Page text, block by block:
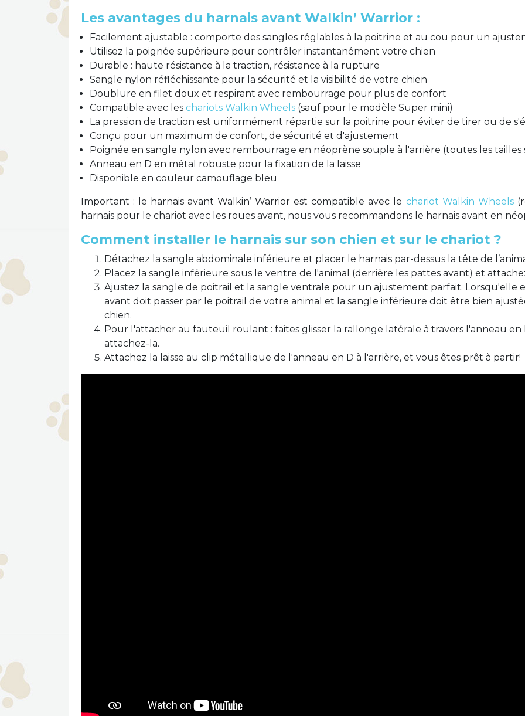
Les avantages du harnais avant Walkin’ Warrior :
Facilement ajustable : comporte des sangles réglables à la poitrine et au cou pour un
Utilisez la poignée supérieure pour contrôler instantanément votre chien
Durable : haute résistance à la traction, résistance à la rupture
Sangle nylon réfléchissante pour la sécurité et la visibilité de votre chien
Doublure en filet doux et respirant avec rembourrage pour plus de confort
Compatible avec les chariots Walkin Wheels (sauf pour le modèle Super mini)
La pression de traction est uniformément répartie sur la poitrine pour éviter de tirer ou de
Conçu pour un maximum de confort, de sécurité et d'ajustement
Poignée en sangle nylon avec rembourrage en néoprène souple à l'arrière (toutes les tailles
Anneau en D en métal robuste pour la fixation de la laisse
Disponible en couleur camouflage bleu
Important : le harnais avant Walkin’ Warrior est compatible avec le chariot Walkin Wheels
harnais pour le chariot avec les roues avant, nous vous recommandons le harnais avant en
Comment installer le harnais sur son chien et sur le chariot ?
Détachez la sangle abdominale inférieure et placer le harnais par-dessus la tête de
Placez la sangle inférieure sous le ventre de l'animal (derrière les pattes avant) et
Ajustez la sangle de poitrail et la sangle ventrale pour un ajustement parfait. Lorsqu'elle
avant doit passer par le poitrail de votre animal et la sangle inférieure doit être bien
chien.
Pour l'attacher au fauteuil roulant : faites glisser la rallonge latérale à travers l'anneau
attachez-la.
Attachez la laisse au clip métallique de l'anneau en D à l'arrière, et vous êtes prêt à partir!